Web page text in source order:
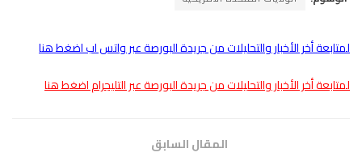
لمتابعة أخر الأخبار والتحليلات من جريدة البورصة عبر واتس اب اضغط هنا
لمتابعة أخر الأخبار والتحليلات من جريدة البورصة عبر التليجرام اضغط هنا
المقال السابق